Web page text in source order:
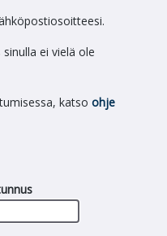
sinulla ei vielä ole
katso ohje